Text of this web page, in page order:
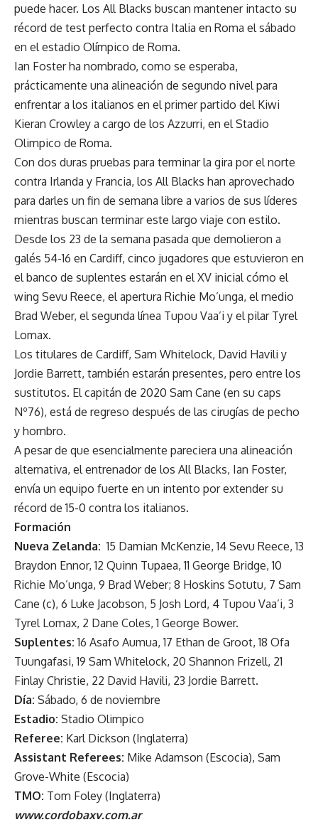
puede hacer. Los All Blacks buscan mantener intacto su
récord de test perfecto contra Italia en Roma el sábado
en el estadio Olímpico de Roma.
Ian Foster ha nombrado, como se esperaba,
prácticamente una alineación de segundo nivel para
enfrentar a los italianos en el primer partido del Kiwi
Kieran Crowley a cargo de los Azzurri, en el Stadio
Olimpico de Roma.
Con dos duras pruebas para terminar la gira por el norte
contra Irlanda y Francia, los All Blacks han aprovechado
para darles un fin de semana libre a varios de sus líderes
mientras buscan terminar este largo viaje con estilo.
Desde los 23 de la semana pasada que demolieron a
galés 54-16 en Cardiff, cinco jugadores que estuvieron en
el banco de suplentes estarán en el XV inicial cómo el
wing Sevu Reece, el apertura Richie Mo’unga, el medio
Brad Weber, el segunda línea Tupou Vaa’i y el pilar Tyrel
Lomax.
Los titulares de Cardiff, Sam Whitelock, David Havili y
Jordie Barrett, también estarán presentes, pero entre los
sustitutos. El capitán de 2020 Sam Cane (en su caps
Nº76), está de regreso después de las cirugías de pecho
y hombro.
A pesar de que esencialmente pareciera una alineación
alternativa, el entrenador de los All Blacks, Ian Foster,
envía un equipo fuerte en un intento por extender su
récord de 15-0 contra los italianos.
Formación
Nueva Zelanda: 15 Damian McKenzie, 14 Sevu Reece, 13
Braydon Ennor, 12 Quinn Tupaea, 11 George Bridge, 10
Richie Mo’unga, 9 Brad Weber; 8 Hoskins Sotutu, 7 Sam
Cane (c), 6 Luke Jacobson, 5 Josh Lord, 4 Tupou Vaa’i, 3
Tyrel Lomax, 2 Dane Coles, 1 George Bower.
Suplentes: 16 Asafo Aumua, 17 Ethan de Groot, 18 Ofa
Tuungafasi, 19 Sam Whitelock, 20 Shannon Frizell, 21
Finlay Christie, 22 David Havili, 23 Jordie Barrett.
Día: Sábado, 6 de noviembre
Estadio: Stadio Olimpico
Referee: Karl Dickson (Inglaterra)
Assistant Referees: Mike Adamson (Escocia), Sam
Grove-White (Escocia)
TMO: Tom Foley (Inglaterra)
www.cordobaxv.com.ar